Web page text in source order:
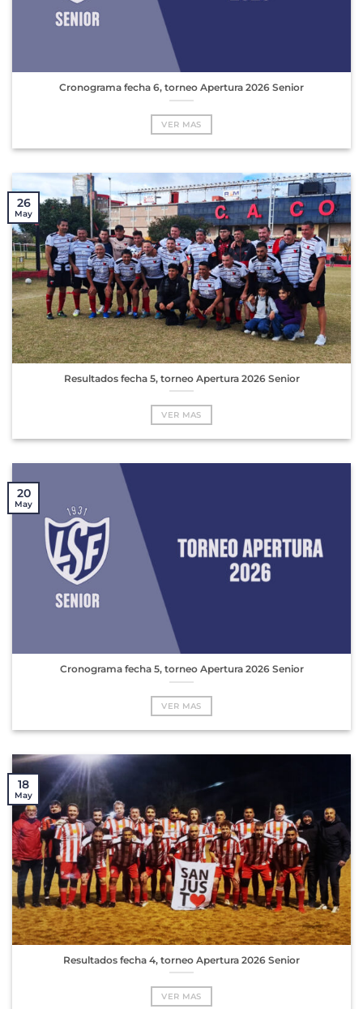
Cronograma fecha 6, torneo Apertura 2026 Senior
VER MAS
Resultados fecha 5, torneo Apertura 2026 Senior
VER MAS
26
May
Cronograma fecha 5, torneo Apertura 2026 Senior
VER MAS
20
May
Resultados fecha 4, torneo Apertura 2026 Senior
VER MAS
18
May